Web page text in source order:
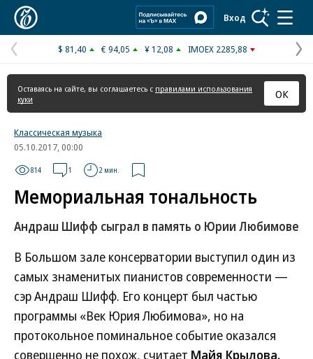
Вход
Предыдущая
страница
$ 81,40 € 94,05 ¥ 12,08 IMOEX 2285,88
Оставаясь на сайте, вы соглашаетесь с правилами использования
куки
ОК
Классическая музыка
05.10.2017, 00:00
814 1 2 мин.
Мемориальная тональность
Андраш Шифф сыграл в память о Юрии Любимове
В Большом зале консерватории выступил один из
самых знаменитых пианистов современности —
сэр Андраш Шифф. Его концерт был частью
программы «Век Юрия Любимова», но на
протокольное поминальное событие оказался
совершенно не похож, считает Майя Крылова.